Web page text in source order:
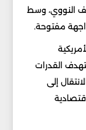
النووي، وسط
مفتوحة.
القدرات
إلى